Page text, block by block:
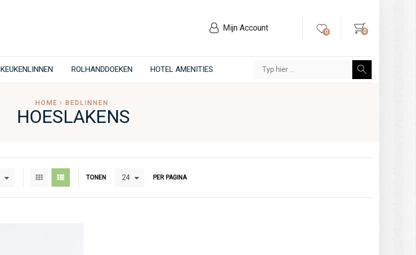
Mijn Account 0 0
KEUKENLINNEN ROLHANDDOEKEN HOTEL AMENITIES
HOME BEDLINNEN
HOESLAKENS
TONEN 24 PER PAGINA